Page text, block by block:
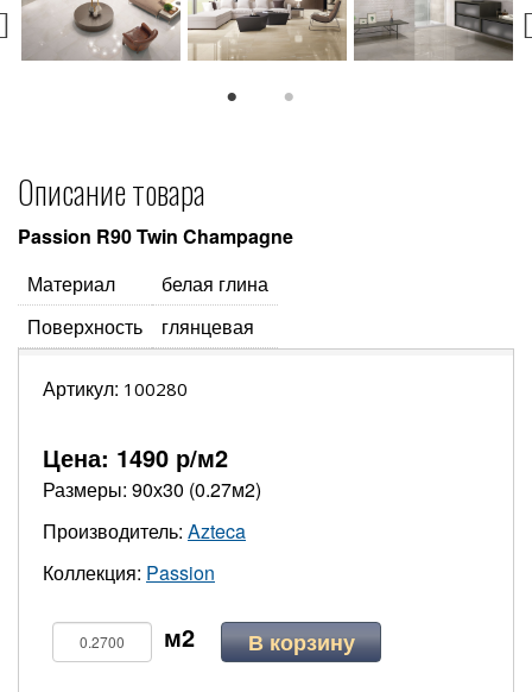
Описание товара
Passion R90 Twin Champagne
Материал
белая глина
Поверхность
глянцевая
Артикул: 100280
Цена: 1490 р/м2
Размеры: 90х30 (0.27м2)
Производитель: Azteca
Коллекция: Passion
В корзину